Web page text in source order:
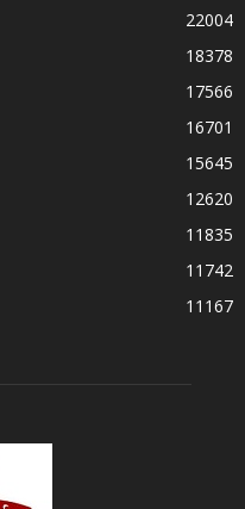
22004
18378
17566
16701
15645
12620
11835
11742
11167